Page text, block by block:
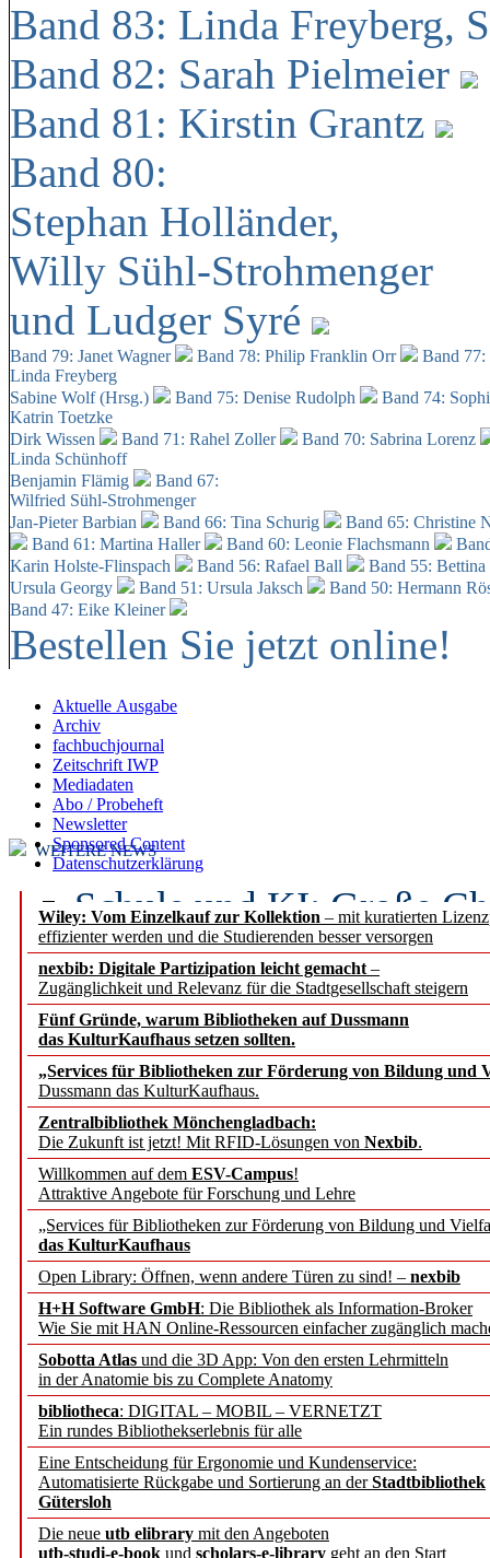
Band 83: Linda Freyberg,
Band 82: Sarah Pielmeier
Band 81: Kirstin Grantz
Band 80:
Stephan Holländer,
Willy Sühl-Strohmenger
und Ludger Syré
Band 79: Janet Wagner Band 78: Philip Franklin Orr
Band
Linda Freyberg
Sabine Wolf (Hrsg.)
Band 75: Denise Rudolph
Band 74:
Katrin Toetzke
Dirk Wissen
Band 71: Rahel Zoller
Band 70: Sabrina Lorenz
Linda Schünhoff
Benjamin Flämig
Band 67:
Wilfried Sühl-Strohmenger
Jan-Pieter Barbian
Band 66: Tina Schurig
Band 65: Christine
Band 61: Martina Haller
Band 60: Leonie Flachsmann
Karin Holste-Flinspach
Band 56: Rafael Ball
Band 55:
Ursula Georgy
Band 51: Ursula Jaksch Band 50: Hermann
Band 47: Eike Kleiner
Bestellen Sie jetzt online!
Aktuelle Ausgabe
Archiv
fachbuchjournal
Zeitschrift IWP
Mediadaten
Abo / Probeheft
Newsletter
Sponsored Content
Datenschutzerklärung
Wiley: Vom Einzelkauf zur Kollektion – mit kuratierten
effizienter werden und die Studierenden besser versorgen
nexbib: Digitale Partizipation leicht gemacht –
Zugänglichkeit und Relevanz für die Stadtgesellschaft steigern
Fünf Gründe, warum Bibliotheken auf Dussmann
das KulturKaufhaus setzen sollten.
„Services für Bibliotheken zur Förderung von Bildung und
Dussmann das KulturKaufhaus.
Zentralbibliothek Mönchengladbach:
Die Zukunft ist jetzt! Mit RFID-Lösungen von Nexbib.
Willkommen auf dem ESV-Campus!
Attraktive Angebote für Forschung und Lehre
„Services für Bibliotheken zur Förderung von Bildung und
das KulturKaufhaus
Open Library: Öffnen, wenn andere Türen zu sind! – nexbib
H+H Software GmbH: Die Bibliothek als Information-Broker
Wie Sie mit HAN Online-Ressourcen einfacher zugänglich
Sobotta Atlas und die 3D App: Von den ersten Lehrmitteln
in der Anatomie bis zu Complete Anatomy
bibliotheca: DIGITAL – MOBIL – VERNETZT
Ein rundes Bibliothekserlebnis für alle
Eine Entscheidung für Ergonomie und Kundenservice:
Automatisierte Rückgabe und Sortierung an derStadtbibliothek
Gütersloh
Die neue utb elibrary mit den Angeboten
utb-studi-e-book und scholars-e-library geht an den Start
WEITERE NEWS
Schule und KI: Große
Voraussetzungen
Erfolgreiches erstes
Segment Research –
angepasst
konstruktiv!
Mohr Siebeck
und die Zeitschrift für
Francke Attempto
EBSCO Information
Recherchefunktionen in
Sorbisches Institut neu
Geschichte und